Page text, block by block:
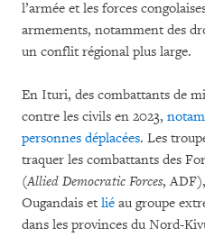
l’armée et les forces
armements, notamment des
un conflit régional plus large.
En Ituri, des combattants de
contre les civils en 2023,
personnes déplacées. Les
traquer les combattants des
(Allied Democratic Forces,
Ougandais et lié au groupe
dans les provinces du Nord-